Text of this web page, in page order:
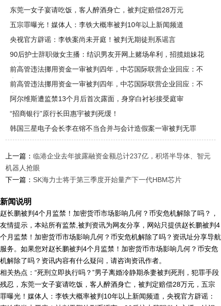
忍
东莞一女子宴请吃饭，客人醉酒身亡，被判定赔偿28万元
五宗罪曝光！媒体人：李铁大概率被判10年以上新闻频道
央视官方辟谣：李铁案尚未开庭！被判无期徒刑系谣言
90后护士辞职做女主播：结识男友开网上赌场牟利，招揽姐妹花
当客服均
前高管违法挪用资金一审被判四年，中芯国际联营企业回应：不
和解
前高管违法挪用资金一审被判四年，中芯国际联营企业回应：不
和解
阿尔维斯遭监禁13个月后首次露面，身穿白衬衫接受庭审
“招商银行”原行长田惠宇被判死缓！
韩国三星电子会长李在镕不当合并与会计造假案一审被判无罪
上一篇：临港企业去年披露融资金额总计237亿，积塔半导体、智元
机器人抢眼
下一篇： SK海力士将于第三季度开始量产下一代HBM芯片
新闻说明
赵长鹏被判4个月监禁！加密货币市场影响几何？币安危机解除了吗？，
友情提示，本站所有监禁,被判资讯为网友分享，网站只提供赵长鹏被判4
个月监禁！加密货币市场影响几何？币安危机解除了吗？资讯址分享导航
服务。如果您对赵长鹏被判4个月监禁！加密货币市场影响几何？币安危
机解除了吗？资讯内容有什么疑问，请咨询资讯作者。
相关热点：“死刑立即执行吗？”男子离婚冷静期杀妻被判死刑，犯罪手段
残忍，东莞一女子宴请吃饭，客人醉酒身亡，被判定赔偿28万元，五宗
罪曝光！媒体人：李铁大概率被判10年以上新闻频道，央视官方辟谣：